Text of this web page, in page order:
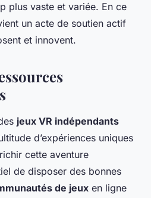
plus vaste et variée. En ce
un acte de soutien actif
et innovent.
jeux VR indépendants
d’expériences uniques
cette aventure
de disposer des bonnes
de jeux en ligne